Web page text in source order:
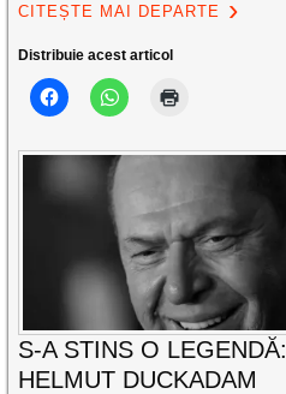
CITEȘTE MAI DEPARTE
Distribuie acest articol
S-A STINS O LEGENDĂ:
HELMUT DUCKADAM